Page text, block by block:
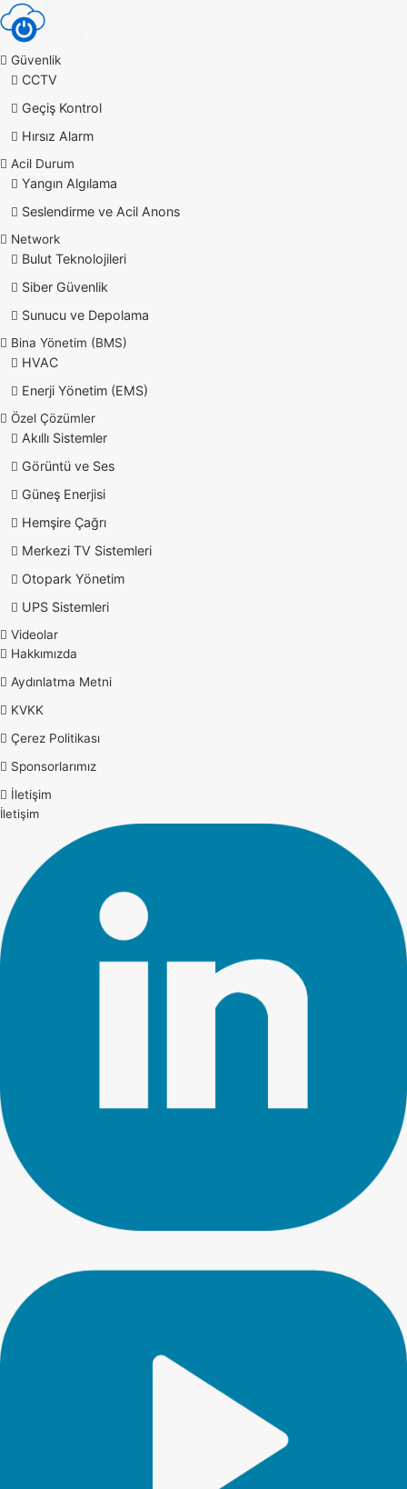
Güvenlik
CCTV
Geçiş Kontrol
Hırsız Alarm
Acil Durum
Yangın Algılama
Seslendirme ve Acil Anons
Network
Bulut Teknolojileri
Siber Güvenlik
Sunucu ve Depolama
Bina Yönetim (BMS)
HVAC
Enerji Yönetim (EMS)
Özel Çözümler
Akıllı Sistemler
Görüntü ve Ses
Güneş Enerjisi
Hemşire Çağrı
Merkezi TV Sistemleri
Otopark Yönetim
UPS Sistemleri
Videolar
Hakkımızda
Aydınlatma Metni
KVKK
Çerez Politikası
Sponsorlarımız
İletişim
İletişim